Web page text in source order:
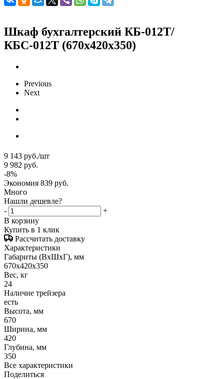
Шкаф бухгалтерский КБ-012Т/
КБС-012Т (670x420x350)
Previous
Next
9 143 руб./шт
9 982 руб.
-8%
Экономия 839 руб.
Много
Нашли дешевле?
-
+
В корзину
Купить в 1 клик
Рассчитать доставку
Характеристики
Габариты (ВxШxГ), мм
670x420x350
Вес, кг
24
Наличие трейзера
есть
Высота, мм
670
Ширина, мм
420
Глубина, мм
350
Все характеристики
Поделиться